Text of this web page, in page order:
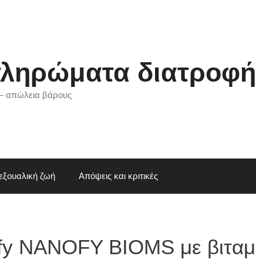
απώλεια βάρους
ζωή Απόψεις και κριτικές
NANOFY BIOMS με